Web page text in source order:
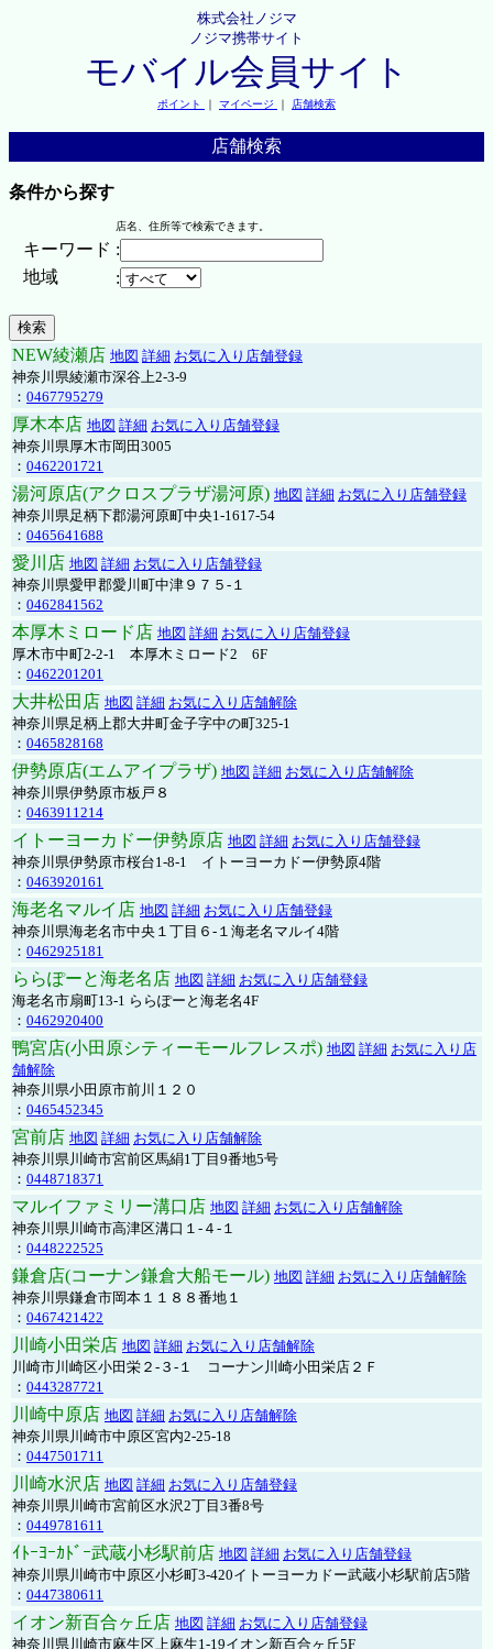
株式会社ノジマ
ノジマ携帯サイト
モバイル会員サイト
ポイント ｜ マイページ ｜ 店舗検索
店舗検索
条件から探す
店名、住所等で検索できます。
キーワード :
地域
:
NEW綾瀬店 地図 詳細 お気に入り店舗登録
神奈川県綾瀬市深谷上2-3-9
： 0467795279
厚木本店 地図 詳細 お気に入り店舗登録
神奈川県厚木市岡田3005
： 0462201721
湯河原店(アクロスプラザ湯河原) 地図 詳細 お気に入り店舗登録
神奈川県足柄下郡湯河原町中央1-1617-54
： 0465641688
愛川店 地図 詳細 お気に入り店舗登録
神奈川県愛甲郡愛川町中津９７５-１
： 0462841562
本厚木ミロード店 地図 詳細 お気に入り店舗登録
厚木市中町2-2-1 本厚木ミロード2 6F
： 0462201201
大井松田店 地図 詳細 お気に入り店舗解除
神奈川県足柄上郡大井町金子字中の町325-1
： 0465828168
伊勢原店(エムアイプラザ) 地図 詳細 お気に入り店舗解除
神奈川県伊勢原市板戸８
： 0463911214
イトーヨーカドー伊勢原店 地図 詳細 お気に入り店舗登録
神奈川県伊勢原市桜台1-8-1 イトーヨーカドー伊勢原4階
： 0463920161
海老名マルイ店 地図 詳細 お気に入り店舗登録
神奈川県海老名市中央１丁目６-１海老名マルイ4階
： 0462925181
ららぽーと海老名店 地図 詳細 お気に入り店舗登録
海老名市扇町13-1 ららぽーと海老名4F
： 0462920400
鴨宮店(小田原シティーモールフレスポ) 地図 詳細 お気に入り店
舗解除
神奈川県小田原市前川１２０
： 0465452345
宮前店 地図 詳細 お気に入り店舗解除
神奈川県川崎市宮前区馬絹1丁目9番地5号
： 0448718371
マルイファミリー溝口店 地図 詳細 お気に入り店舗解除
神奈川県川崎市高津区溝口１-４-１
： 0448222525
鎌倉店(コーナン鎌倉大船モール) 地図 詳細 お気に入り店舗解除
神奈川県鎌倉市岡本１１８８番地１
： 0467421422
川崎小田栄店 地図 詳細 お気に入り店舗解除
川崎市川崎区小田栄２‐３‐１ コーナン川崎小田栄店２Ｆ
： 0443287721
川崎中原店 地図 詳細 お気に入り店舗解除
神奈川県川崎市中原区宮内2-25-18
： 0447501711
川崎水沢店 地図 詳細 お気に入り店舗登録
神奈川県川崎市宮前区水沢2丁目3番8号
： 0449781611
ｲﾄｰﾖｰｶﾄﾞｰ武蔵小杉駅前店 地図 詳細 お気に入り店舗登録
神奈川県川崎市中原区小杉町3-420イトーヨーカドー武蔵小杉駅前店5階
： 0447380611
イオン新百合ヶ丘店 地図 詳細 お気に入り店舗登録
神奈川県川崎市麻生区上麻生1-19イオン新百合ヶ丘5F